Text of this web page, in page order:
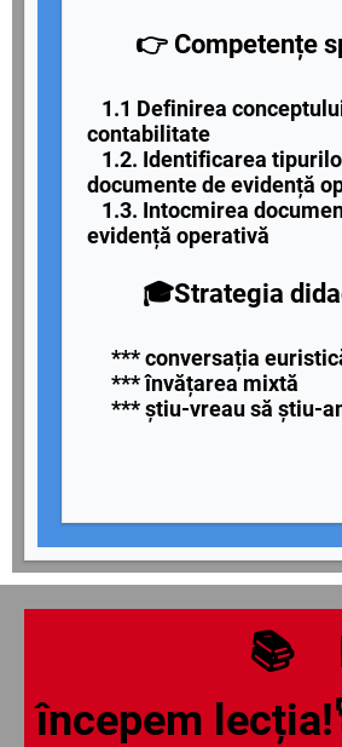
👉 Competențe
1.1 Definirea
contabilitate
1.2. Identificarea
documente de evidență
1.3. Intocmirea
evidență operativă
🎓Strategia
*** conversația
*** învățarea mixtă
*** știu-vreau să știu-
📚
începem